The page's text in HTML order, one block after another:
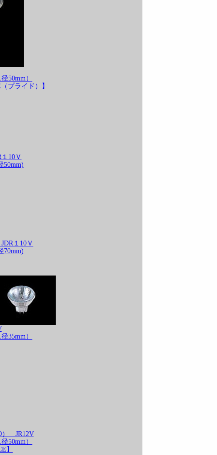
50mm）
プライド）】
10Ｖ
50mm)
１10Ｖ
70mm)
35mm）
JR12V
50mm）
】